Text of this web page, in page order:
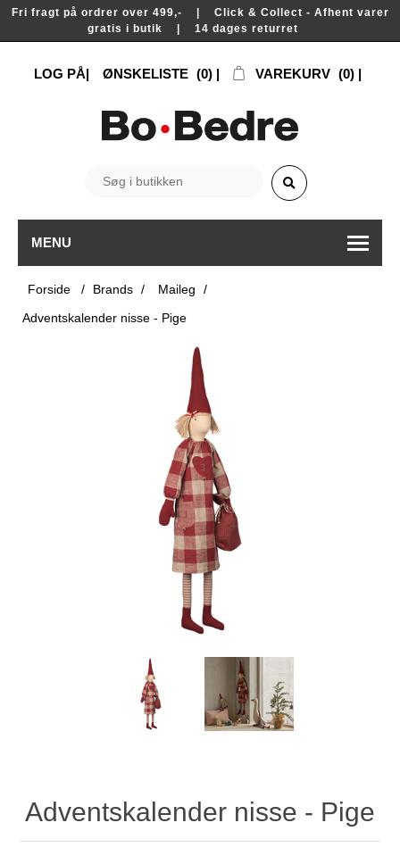
Fri fragt på ordrer over 499,- | Click & Collect - Afhent varer
gratis i butik | 14 dages returret
LOG PÅ ØNSKELISTE (0) VAREKURV (0)
MENU
Forside / Brands / Maileg
/
Adventskalender nisse - Pige
Adventskalender nisse - Pige